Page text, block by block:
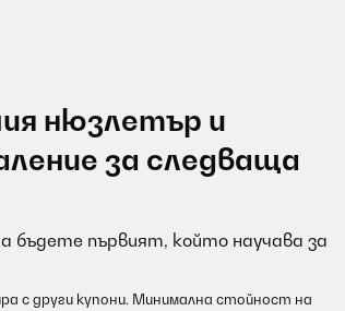
нюзлетър и
за следваща
бъдете първият, който научава за
с други купони. Минимална стойност на